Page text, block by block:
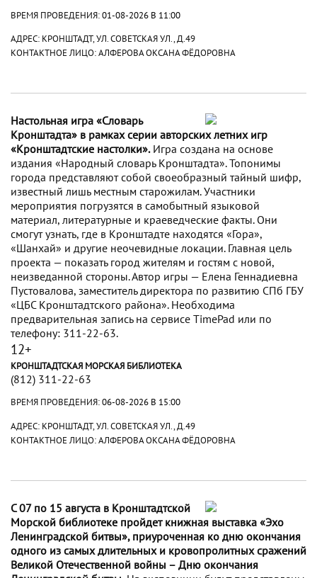
ВРЕМЯ ПРОВЕДЕНИЯ:01-08-2026 В 11:00
АДРЕС: КРОНШТАДТ, УЛ. СОВЕТСКАЯ УЛ., Д.49
КОНТАКТНОЕ ЛИЦО: АЛФЕРОВА ОКСАНА ФЁДОРОВНА
Настольная игра «Словарь
Кронштадта» в рамках серии авторских летних игр
«Кронштадтские настолки».Игра создана на основе
издания «Народный словарь Кронштадта». Топонимы
города представляют собой своеобразный тайный шифр,
известный лишь местным старожилам. Участники
мероприятия погрузятся в самобытный языковой
материал, литературные и краеведческие факты. Они
смогут узнать, где в Кронштадте находятся «Гора»,
«Шанхай» и другие неочевидные локации. Главная цель
проекта — показать город жителям и гостям с новой,
неизведанной стороны. Автор игры — Елена Геннадиевна
Пустовалова, заместитель директора по развитию СПб ГБУ
«ЦБС Кронштадтского района». Необходима
предварительная запись на сервисе TimePad или по
телефону: 311-22-63.
12+
КРОНШТАДТСКАЯ МОРСКАЯ БИБЛИОТЕКА
(812) 311-22-63
ВРЕМЯ ПРОВЕДЕНИЯ:06-08-2026 В 15:00
АДРЕС: КРОНШТАДТ, УЛ. СОВЕТСКАЯ УЛ., Д.49
КОНТАКТНОЕ ЛИЦО: АЛФЕРОВА ОКСАНА ФЁДОРОВНА
С 07 по 15 августа в Кронштадтской
Морской библиотеке пройдет книжная выставка «Эхо
Ленинградской битвы», приуроченная ко дню окончания
одного из самых длительных и кровопролитных сражений
Великой Отечественной войны – Дню окончания